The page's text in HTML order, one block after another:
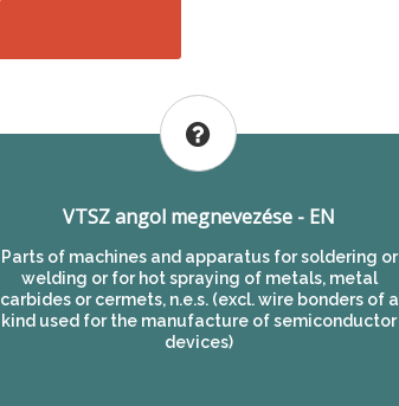
VTSZ angol megnevezése - EN
Parts of machines and apparatus for soldering or
welding or for hot spraying of metals, metal
carbides or cermets, n.e.s. (excl. wire bonders of a
kind used for the manufacture of semiconductor
devices)